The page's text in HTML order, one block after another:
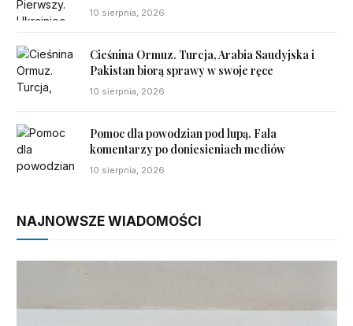
10 sierpnia, 2026
Cieśnina Ormuz. Turcja, Arabia Saudyjska i
Pakistan biorą sprawy w swoje ręce
10 sierpnia, 2026
Pomoc dla powodzian pod lupą. Fala
komentarzy po doniesieniach mediów
10 sierpnia, 2026
NAJNOWSZE WIADOMOŚCI